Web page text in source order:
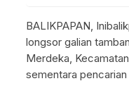
BALIKPAPAN,
longsor galian
Merdeka,
sementara pencarian